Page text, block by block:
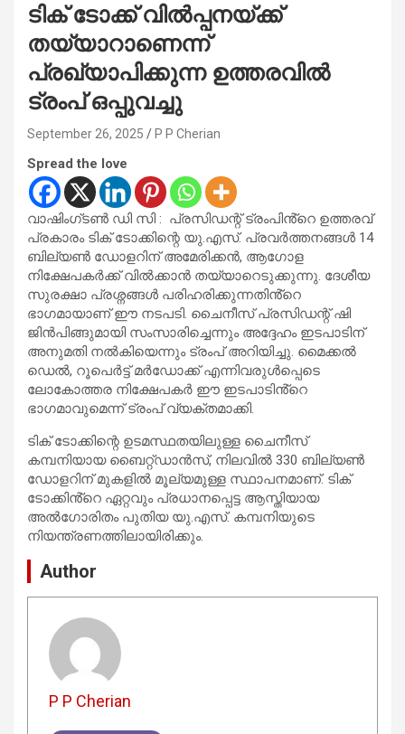
ടിക് ടോക്ക് വിൽപ്പനയ്ക്ക്
തയ്യാറാണെന്ന്
പ്രഖ്യാപിക്കുന്ന ഉത്തരവിൽ
ട്രംപ് ഒപ്പുവച്ചു
September 26, 2025 P P Cherian
Spread the love
വാഷിംഗ്‌ടൺ ഡി സി : പ്രസിഡന്റ് ട്രംപിൻ്റെ ഉത്തരവ്
പ്രകാരം ടിക് ടോക്കിന്റെ യു.എസ്. പ്രവർത്തനങ്ങൾ 14
ബില്യൺ ഡോളറിന് അമേരിക്കൻ, ആഗോള
നിക്ഷേപകർക്ക് വിൽക്കാൻ തയ്യാറെടുക്കുന്നു. ദേശീയ
സുരക്ഷാ പ്രശ്നങ്ങൾ പരിഹരിക്കുന്നതിൻ്റെ
ഭാഗമായാണ് ഈ നടപടി. ചൈനീസ് പ്രസിഡന്റ് ഷി
ജിൻപിങ്ങുമായി സംസാരിച്ചെന്നും അദ്ദേഹം ഇടപാടിന്
അനുമതി നൽകിയെന്നും ട്രംപ് അറിയിച്ചു. മൈക്കൽ
ഡെൽ, റൂപെർട്ട് മർഡോക്ക് എന്നിവരുൾപ്പെടെ
ലോകോത്തര നിക്ഷേപകർ ഈ ഇടപാടിൻ്റെ
ഭാഗമാവുമെന്ന് ട്രംപ് വ്യക്തമാക്കി.
ടിക് ടോക്കിന്റെ ഉടമസ്ഥതയിലുള്ള ചൈനീസ്
കമ്പനിയായ ബൈറ്റ്ഡാൻസ്, നിലവിൽ 330 ബില്യൺ
ഡോളറിന് മുകളിൽ മൂല്യമുള്ള സ്ഥാപനമാണ്. ടിക്
ടോക്കിൻ്റെ ഏറ്റവും പ്രധാനപ്പെട്ട ആസ്തിയായ
അൽഗോരിതം പുതിയ യു.എസ്. കമ്പനിയുടെ
നിയന്ത്രണത്തിലായിരിക്കും.
Author
P P Cherian